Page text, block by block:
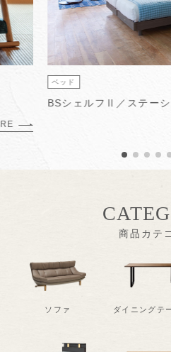
ベッド
BSシェルフⅡ／ステー
ソファ ダイニングテ
商品カテ